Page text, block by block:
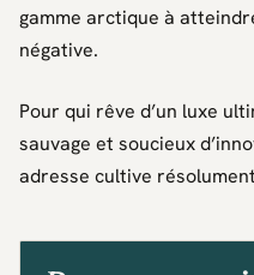
gamme arctique à
négative.
Pour qui rêve d’un luxe
sauvage et soucieux
adresse cultive